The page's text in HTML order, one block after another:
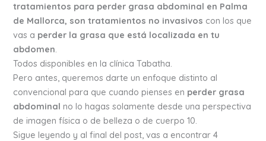
tratamientos para perder grasa abdominal en Palma
de Mallorca, son tratamientos no invasivos con los que
vas a perder la grasa que está localizada en tu
abdomen.
Todos disponibles en la clínica Tabatha.
Pero antes, queremos darte un enfoque distinto al
convencional para que cuando pienses en perder grasa
abdominal no lo hagas solamente desde una perspectiva
de imagen física o de belleza o de cuerpo 10.
Sigue leyendo y al final del post, vas a encontrar 4